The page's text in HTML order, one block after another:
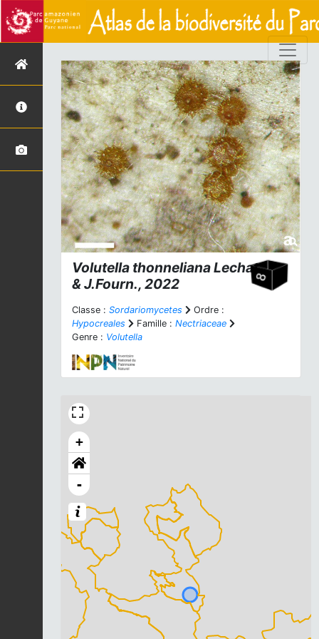
Volutella thonnelianaLechat
& J.Fourn., 2022
Classe : Sordariomycetes
Ordre :
Hypocreales
Famille : Nectriaceae
Genre : Volutella
+
-